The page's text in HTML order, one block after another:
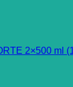
2×500 ml